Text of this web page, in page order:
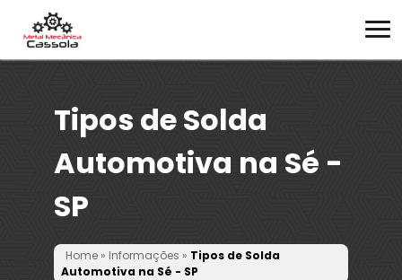
Tipos de Solda
Automotiva na Sé -
SP
Home» Informações » Tipos de Solda
Automotiva na Sé - SP